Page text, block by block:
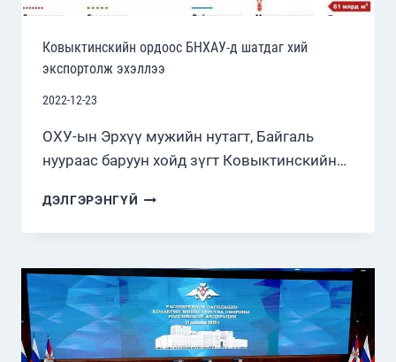
Ковыктинскийн ордоос БНХАУ-д шатдаг хий
экспортолж эхэллээ
2022-12-23
ОХУ-ын Эрхүү мужийн нутагт, Байгаль
нуураас баруун хойд зүгт Ковыктинскийн…
ДЭЛГЭРЭНГҮЙ КОВЫКТИНСКИЙН
БНХАУ-
ШАТДАГ
ХИЙ
ЭКСПОРТОЛЖ
ЭХЭЛЛЭЭ